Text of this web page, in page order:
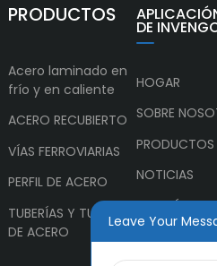
PRODUCTOS
Acero laminado en
frío y en caliente
ACERO RECUBIERTO
VÍAS FERROVIARIAS
PERFIL DE ACERO
TUBERÍAS Y TUBOS
DE ACERO
DE
HOGAR
SOBRE
PRODUCTOS
NOTICIAS
Leave Your